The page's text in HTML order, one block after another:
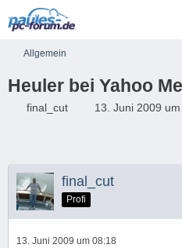
Allgemein
Heuler bei Yahoo
final_cut 13. Juni 2009
final_cut
Profi
13. Juni 2009 um 08:18